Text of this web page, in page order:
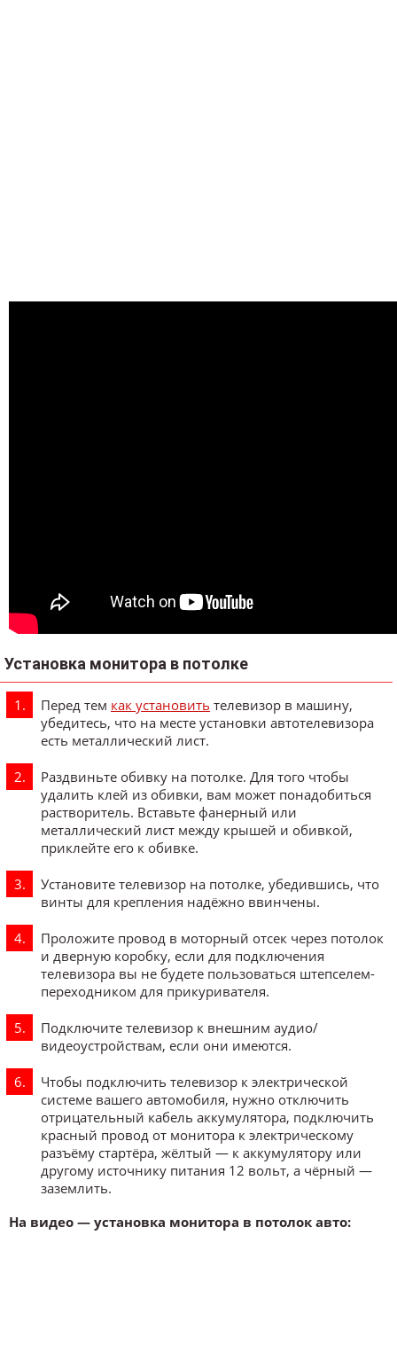
Установка монитора в потолке
Перед тем как установить телевизор в машину,
убедитесь, что на месте установки автотелевизора
есть металлический лист.
Раздвиньте обивку на потолке. Для того чтобы
удалить клей из обивки, вам может понадобиться
растворитель. Вставьте фанерный или
металлический лист между крышей и обивкой,
приклейте его к обивке.
Установите телевизор на потолке, убедившись, что
винты для крепления надёжно ввинчены.
Проложите провод в моторный отсек через потолок
и дверную коробку, если для подключения
телевизора вы не будете пользоваться штепселем-
переходником для прикуривателя.
Подключите телевизор к внешним аудио/
видеоустройствам, если они имеются.
Чтобы подключить телевизор к электрической
системе вашего автомобиля, нужно отключить
отрицательный кабель аккумулятора, подключить
красный провод от монитора к электрическому
разъёму стартёра, жёлтый — к аккумулятору или
другому источнику питания 12 вольт, а чёрный —
заземлить.
На видео — установка монитора в потолок авто: